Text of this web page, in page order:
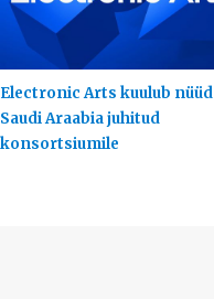
Electronic Arts kuulub nüüd
Saudi Araabia juhitud
konsortsiumile